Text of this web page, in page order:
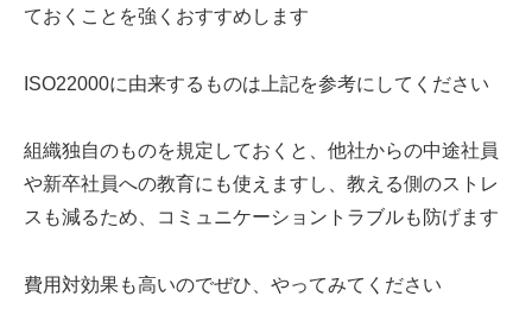
ておくことを強くおすすめします
ISO22000に由来するものは上記を参考にしてください
組織独自のものを規定しておくと、他社からの中途社員
や新卒社員への教育にも使えますし、教える側のストレ
スも減るため、コミュニケーショントラブルも防げます
費用対効果も高いのでぜひ、やってみてください